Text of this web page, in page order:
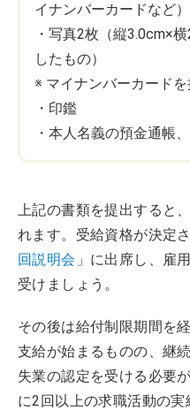
イナンバーカードなど）
・写真2枚（縦3.0cm×
したもの）
※ マイナンバーカード
・印鑑
・本人名義の預金通帳
上記の書類を提出すると
れます。受給資格が決定
回説明会 」に出席し、雇
受けましょう。
その後は給付制限期間を
支給が始まるものの、継
失業の認定を受ける必要
に2回以上の求職活動の